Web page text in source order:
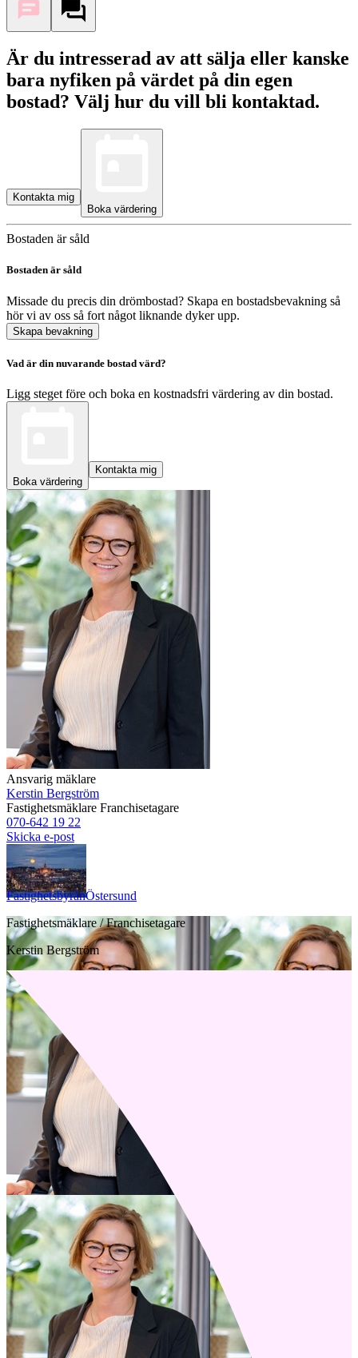
Är du intresserad av att sälja eller kanske
bara nyfiken på värdet på din egen
bostad? Välj hur du vill bli kontaktad.
Kontakta mig
Boka värdering
Bostaden är såld
Bostaden är såld
Missade du precis din drömbostad? Skapa en bostadsbevakning så
hör vi av oss så fort något liknande dyker upp.
Skapa bevakning
Vad är din nuvarande bostad värd?
Ligg steget före och boka en kostnadsfri värdering av din bostad.
Boka värdering
Kontakta mig
Ansvarig mäklare
Kerstin Bergström
Fastighetsmäklare Franchisetagare
070-642 19 22
Skicka e-post
FastighetsbyrånÖstersund
Fastighetsmäklare / Franchisetagare
Kerstin Bergström